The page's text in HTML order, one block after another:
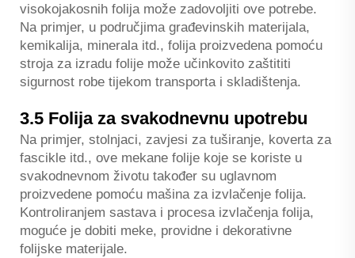
visokojakosnih folija može zadovoljiti ove potrebe.
Na primjer, u područjima građevinskih materijala,
kemikalija, minerala itd., folija proizvedena pomoću
stroja za izradu folije može učinkovito zaštititi
sigurnost robe tijekom transporta i skladištenja.
3.5 Folija za svakodnevnu upotrebu
Na primjer, stolnjaci, zavjesi za tuširanje, koverta za
fascikle itd., ove mekane folije koje se koriste u
svakodnevnom životu također su uglavnom
proizvedene pomoću mašina za izvlačenje folija.
Kontroliranjem sastava i procesa izvlačenja folija,
moguće je dobiti meke, providne i dekorativne
folijske materijale.